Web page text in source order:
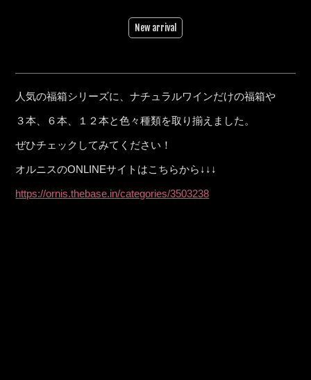
New arrival
人気の福箱シリーズに、ナチュラルワインだけの福箱や
３本、６本、１２本と色々種類を取り揃えました。
ぜひチェックしてみてください！
オルニスのONLINEサイトはこちらから↓↓↓
https://ornis.thebase.in/categories/3503238